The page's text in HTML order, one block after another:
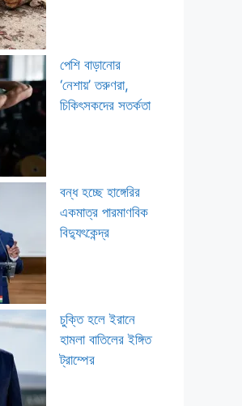
পেশি বাড়ানোর
‘নেশায়’ তরুণরা,
চিকিৎসকদের সতর্কতা
বন্ধ হচ্ছে হাঙ্গেরির
একমাত্র পারমাণবিক
বিদ্যুৎকেন্দ্র
চুক্তি হলে ইরানে
হামলা বাতিলের ইঙ্গিত
ট্রাম্পের